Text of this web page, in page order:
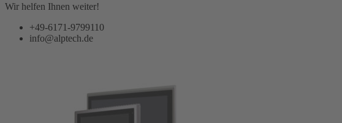
Wir helfen Ihnen weiter!
+49-6171-9799110
info@alptech.de